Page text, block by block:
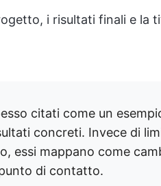
i risultati finali e la
citati come un
concreti. Invece di
essi mappano come
di contatto.